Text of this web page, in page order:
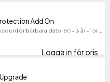
Add On
Skydd mot oavsiktliga skador (för bärbara datorer) - 3 år - för P/N: 12W1001HUS, 12XD000VPG
Logga in för pris